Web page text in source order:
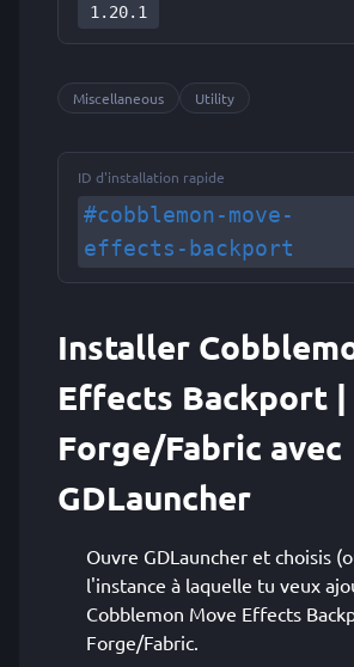
1.20.1
Miscellaneous Utility
ID d'installation rapide
#cobblemon-move-
effects-backport
Installer
Effects Backport |
Forge/Fabric avec
GDLauncher
Ouvre GDLauncher et choisis
l'instance à laquelle tu veux
Cobblemon Move Effects
Forge/Fabric.